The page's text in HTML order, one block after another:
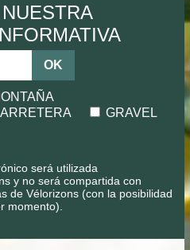
OK
GRAVEL
será utilizada
y no será compartida con
de Vélorizons (con la posibilidad
momento).